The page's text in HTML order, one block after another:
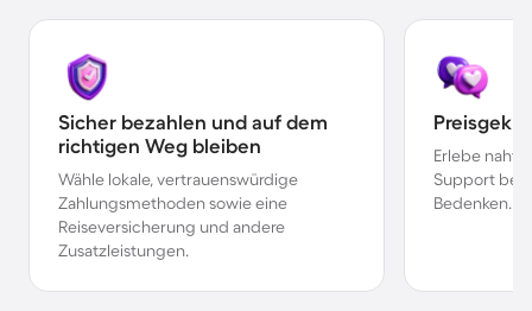
Sicher bezahlen und auf dem
richtigen Weg bleiben
Wähle lokale, vertrauenswürdige
Zahlungsmethoden sowie eine
Reiseversicherung und andere
Zusatzleistungen.
Erlebe
Support bei
Bedenken.